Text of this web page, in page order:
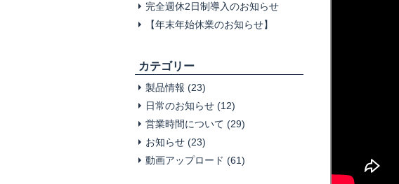
完全週休2日制導入のお知らせ
【年末年始休業のお知らせ】
カテゴリー
製品情報 (23)
日常のお知らせ (12)
営業時間について (29)
お知らせ (23)
動画アップロード (61)